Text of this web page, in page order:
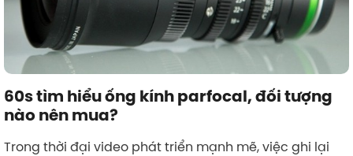
60s tìm hiểu ống kính parfocal, đối tượng
nào nên mua?
Trong thời đại video phát triển mạnh mẽ, việc ghi lại